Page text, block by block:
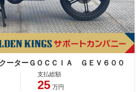
ーターＧＯＣＣＩＡ ＧＥＶ６００
支払総額
25 万円